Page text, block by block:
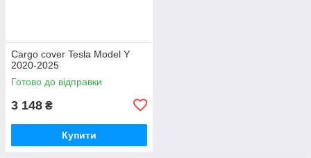
Cargo cover Tesla Model Y
2020-2025
Готово до відправки
3 148 ₴
Купити